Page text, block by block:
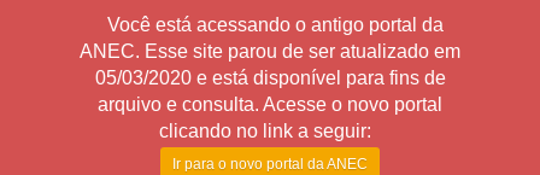
Você está acessando o antigo portal da
ANEC. Esse site parou de ser atualizado em
05/03/2020 e está disponível para fins de
arquivo e consulta. Acesse o novo portal
clicando no link a seguir:
Ir para o novo portal da ANEC